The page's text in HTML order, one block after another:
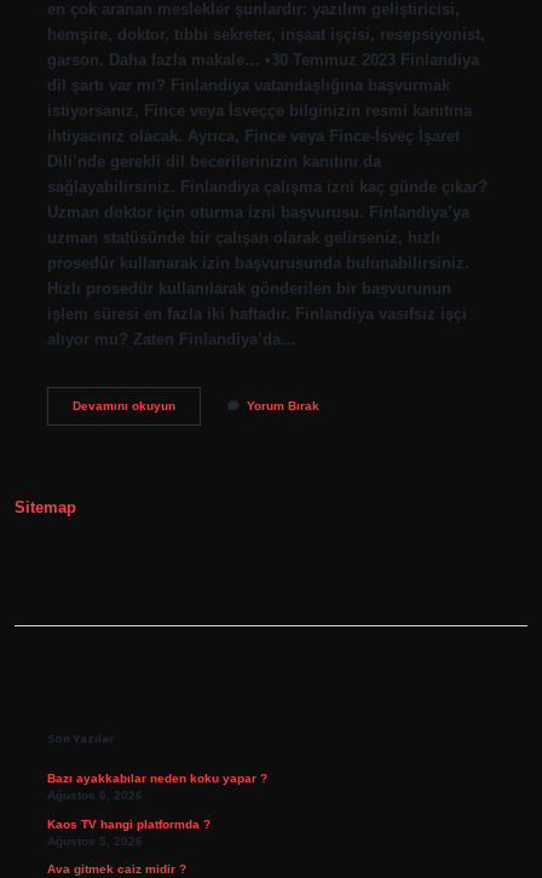
en çok aranan meslekler şunlardır: yazılım geliştiricisi,
hemşire, doktor, tıbbi sekreter, inşaat işçisi, resepsiyonist,
garson. Daha fazla makale… •30 Temmuz 2023 Finlandiya
dil şartı var mı? Finlandiya vatandaşlığına başvurmak
istiyorsanız, Fince veya İsveççe bilginizin resmi kanıtına
ihtiyacınız olacak. Ayrıca, Fince veya Fince-İsveç İşaret
Dili’nde gerekli dil becerilerinizin kanıtını da
sağlayabilirsiniz. Finlandiya çalışma izni kaç günde çıkar?
Uzman doktor için oturma izni başvurusu. Finlandiya’ya
uzman statüsünde bir çalışan olarak gelirseniz, hızlı
prosedür kullanarak izin başvurusunda bulunabilirsiniz.
Hızlı prosedür kullanılarak gönderilen bir başvurunun
işlem süresi en fazla iki haftadır. Finlandiya vasıfsız işçi
alıyor mu? Zaten Finlandiya’da…
Devamını okuyunFinlandiya
Yorum Bırak
Sitemap
Son Yazılar
Bazı ayakkabılar neden koku yapar ?
Ağustos 6, 2026
Kaos TV hangi platformda ?
Ağustos 5, 2026
Ava gitmek caiz midir ?